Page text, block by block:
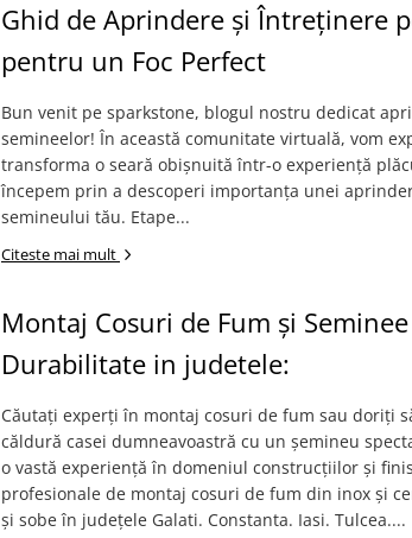
Ghid de Aprindere și Întreținere
pentru un Foc Perfect
Bun venit pe sparkstone, blogul nostru dedicat
semineelor! În această comunitate virtuală, vom
transforma o seară obișnuită într-o experiență
începem prin a descoperi importanța unei
semineului tău. Etape...
Citeste mai mult
Montaj Cosuri de Fum și
Durabilitate in judetele:
Căutați experți în montaj cosuri de fum sau doriți
căldură casei dumneavoastră cu un șemineu
o vastă experiență în domeniul construcțiilor și
profesionale de montaj cosuri de fum din inox și
și sobe în județele Galati. Constanta. Iasi. Tulcea....